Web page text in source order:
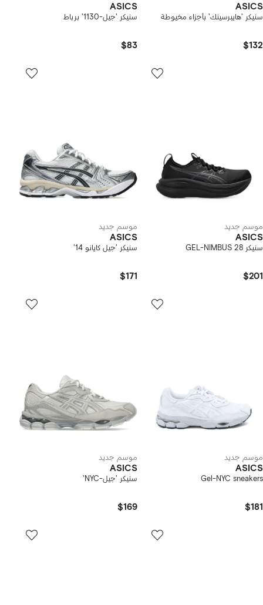
ASICS
سنيكر 'هايبرسينك' بأجزاء مخيوطة
$132
ASICS
سنيكر 'جيل-1130' برباط
$83
موسم جديد
ASICS
سنيكر GEL-NIMBUS 28
$201
موسم جديد
ASICS
سنيكر 'جيل كايانو 14'
$171
موسم جديد
ASICS
Gel-NYC sneakers
$181
موسم جديد
ASICS
سنيكر 'جيل-NYC'
$169